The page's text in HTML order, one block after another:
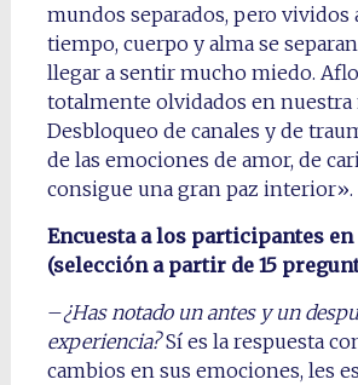
mundos separados, pero vividos
tiempo, cuerpo y alma se
llegar a sentir mucho miedo.
totalmente olvidados en nuestra
Desbloqueo de canales y de
de las emociones de amor, de
consigue una gran paz interior».
Encuesta a los participantes
(selección a partir de 15
–¿Has notado un antes y un
experiencia?Sí es la respuesta
cambios en sus emociones, les